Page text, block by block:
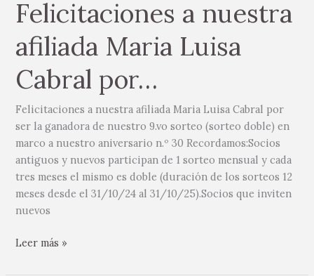
Felicitaciones a nuestra
afiliada Maria Luisa
Cabral por…
Felicitaciones a nuestra afiliada Maria Luisa Cabral por
ser la ganadora de nuestro 9.vo sorteo (sorteo doble) en
marco a nuestro aniversario n.º 30 Recordamos:Socios
antiguos y nuevos participan de 1 sorteo mensual y cada
tres meses el mismo es doble (duración de los sorteos 12
meses desde el 31/10/24 al 31/10/25).Socios que inviten
nuevos
Leer más »